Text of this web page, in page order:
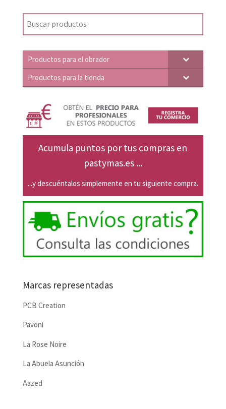
original
era:
actual
Productos para el obrador
Productos para la tienda
Acumula puntos por tus compras en
pastymas.es ...
...y descuéntalos simplemente en tu siguiente compra.
Marcas representadas
PCB Creation
Pavoni
La Rose Noire
La Abuela Asunción
Aazed